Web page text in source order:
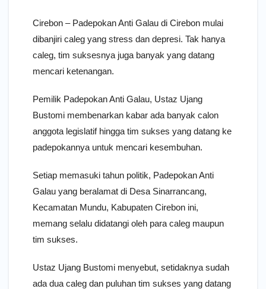
Cirebon – Padepokan Anti Galau di Cirebon mulai
dibanjiri caleg yang stress dan depresi. Tak hanya
caleg, tim suksesnya juga banyak yang datang
mencari ketenangan.
Pemilik Padepokan Anti Galau, Ustaz Ujang
Bustomi membenarkan kabar ada banyak calon
anggota legislatif hingga tim sukses yang datang ke
padepokannya untuk mencari kesembuhan.
Setiap memasuki tahun politik, Padepokan Anti
Galau yang beralamat di Desa Sinarrancang,
Kecamatan Mundu, Kabupaten Cirebon ini,
memang selalu didatangi oleh para caleg maupun
tim sukses.
Ustaz Ujang Bustomi menyebut, setidaknya sudah
ada dua caleg dan puluhan tim sukses yang datang